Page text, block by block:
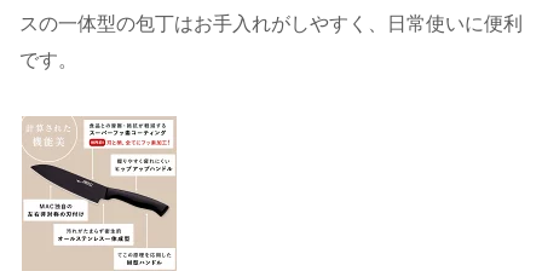
スの一体型の包丁はお手入れがしやすく、日常使いに便利
です。